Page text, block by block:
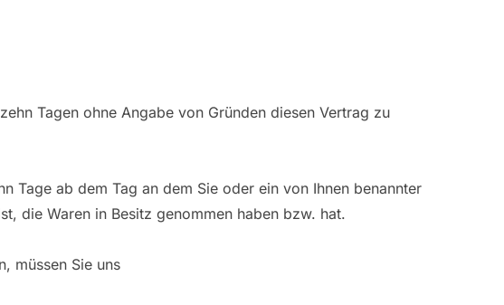
Tagen ohne Angabe von Gründen diesen Vertrag zu
Tage ab dem Tag an dem Sie oder ein von Ihnen benannter
die Waren in Besitz genommen haben bzw. hat.
müssen Sie uns